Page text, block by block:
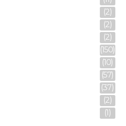
(2)
(2)
(2)
(150)
(10)
(57)
(37)
(2)
(1)